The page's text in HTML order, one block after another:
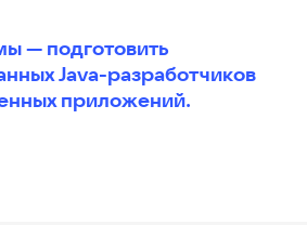
— подготовить
Java-разработчиков
приложений.